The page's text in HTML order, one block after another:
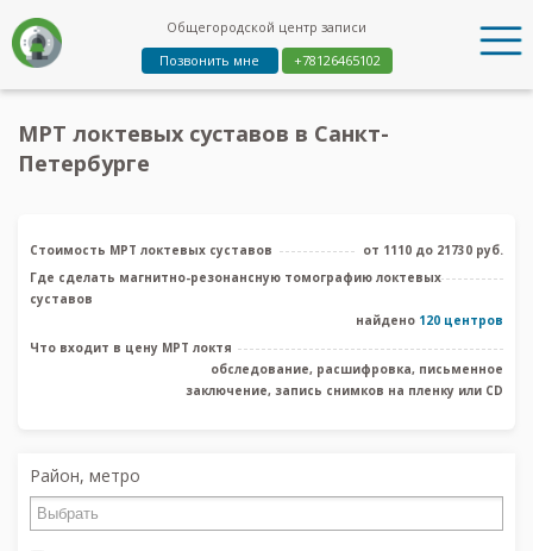
Общегородской центр записи
Позвонить мне
+78126465102
МРТ локтевых суставов в Санкт-
Петербурге
Стоимость МРТ локтевых суставов
от 1110 до 21730 руб.
Где сделать магнитно-резонансную томографию локтевых
суставов
найдено 120 центров
Что входит в цену МРТ локтя
обследование, расшифровка, письменное
заключение, запись снимков на пленку или CD
Район, метро